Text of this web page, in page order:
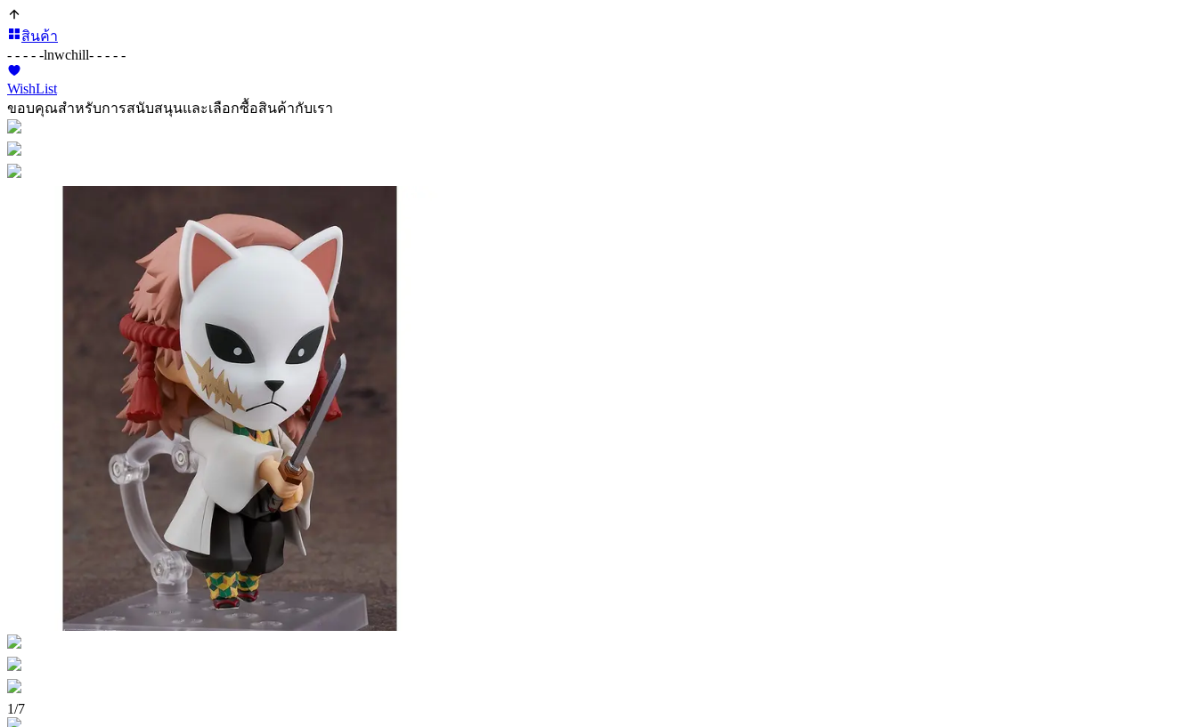
สินค้า
- - - - -lnwchill- - - - -
WishList
ขอบคุณสำหรับการสนับสนุนและเลือกซื้อสินค้ากับเรา
1/7